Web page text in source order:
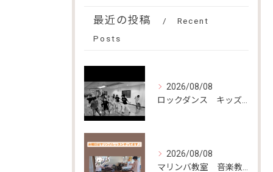
最近の投稿
Recent
Posts
2026/08/08
2026/08/08